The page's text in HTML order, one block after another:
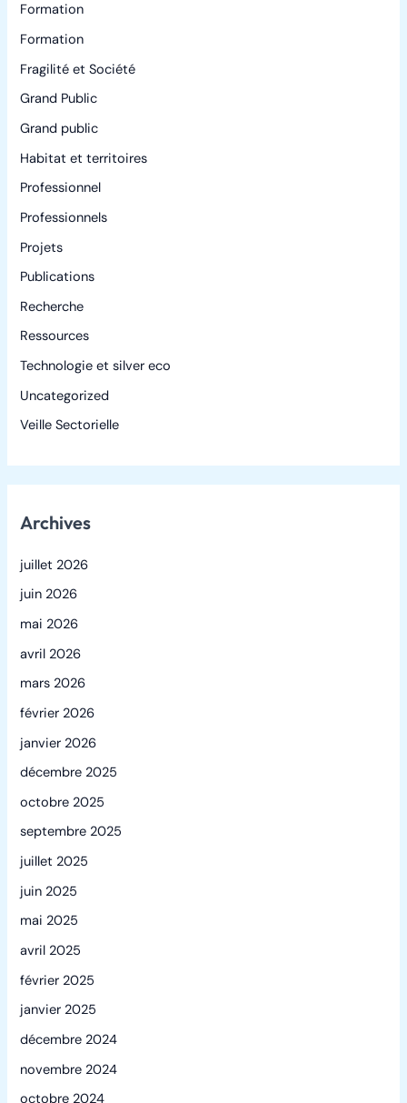
Formation
Formation
Fragilité et Société
Grand Public
Grand public
Habitat et territoires
Professionnel
Professionnels
Projets
Publications
Recherche
Ressources
Technologie et silver eco
Uncategorized
Veille Sectorielle
Archives
juillet 2026
juin 2026
mai 2026
avril 2026
mars 2026
février 2026
janvier 2026
décembre 2025
octobre 2025
septembre 2025
juillet 2025
juin 2025
mai 2025
avril 2025
février 2025
janvier 2025
décembre 2024
novembre 2024
octobre 2024